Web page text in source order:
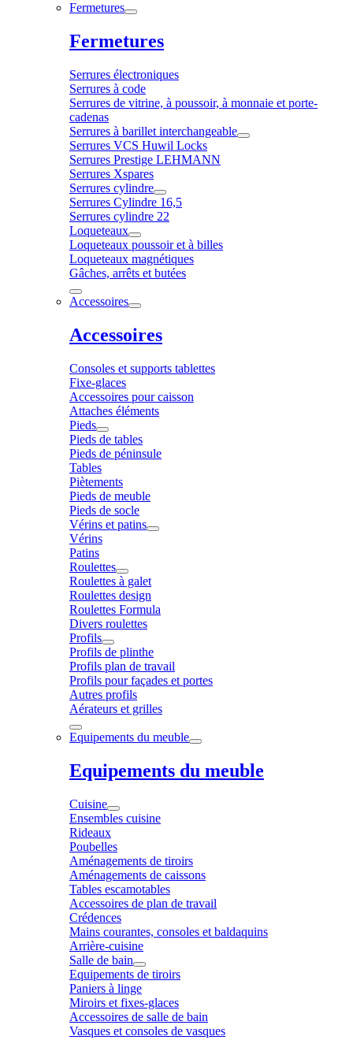
Fermetures
Fermetures
Serrures électroniques
Serrures à code
Serrures de vitrine, à poussoir, à monnaie et porte-
cadenas
Serrures à barillet interchangeable
Serrures VCS Huwil Locks
Serrures Prestige LEHMANN
Serrures Xspares
Serrures cylindre
Serrures Cylindre 16,5
Serrures cylindre 22
Loqueteaux
Loqueteaux poussoir et à billes
Loqueteaux magnétiques
Gâches, arrêts et butées
Accessoires
Accessoires
Consoles et supports tablettes
Fixe-glaces
Accessoires pour caisson
Attaches éléments
Pieds
Pieds de tables
Pieds de péninsule
Tables
Piètements
Pieds de meuble
Pieds de socle
Vérins et patins
Vérins
Patins
Roulettes
Roulettes à galet
Roulettes design
Roulettes Formula
Divers roulettes
Profils
Profils de plinthe
Profils plan de travail
Profils pour façades et portes
Autres profils
Aérateurs et grilles
Equipements du meuble
Equipements du meuble
Cuisine
Ensembles cuisine
Rideaux
Poubelles
Aménagements de tiroirs
Aménagements de caissons
Tables escamotables
Accessoires de plan de travail
Crédences
Mains courantes, consoles et baldaquins
Arrière-cuisine
Salle de bain
Equipements de tiroirs
Paniers à linge
Miroirs et fixes-glaces
Accessoires de salle de bain
Vasques et consoles de vasques